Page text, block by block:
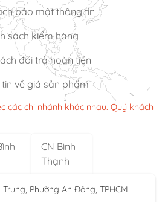
bảo mật thông tin
sách kiểm hàng
đổi trả hoàn tiền
về giá sản phẩm
các chi nhánh khác nhau. Quý khách
CN Bình
Thạnh
Phường An Đông, TPHCM